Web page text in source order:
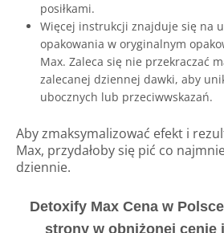
posiłkami.
Więcej instrukcji znajduje się na
opakowania w oryginalnym
Max. Zaleca się nie przekraczać
zalecanej dziennej dawki, aby
ubocznych lub przeciwwskazań.
Aby zmaksymalizować efekt i
Max, przydałoby się pić co
dziennie.
Detoxify Max Cena w
strony w obniżonej cenie